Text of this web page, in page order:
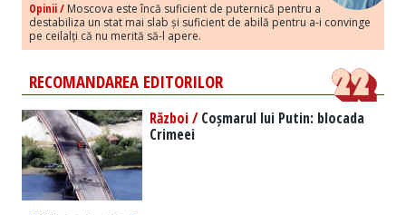
Opinii / Moscova este încă suficient de puternică pentru a
destabiliza un stat mai slab și suficient de abilă pentru a-i convinge
pe ceilalți că nu merită să-l apere.
RECOMANDAREA EDITORILOR
Război /Coșmarul lui Putin: blocada
Crimeei